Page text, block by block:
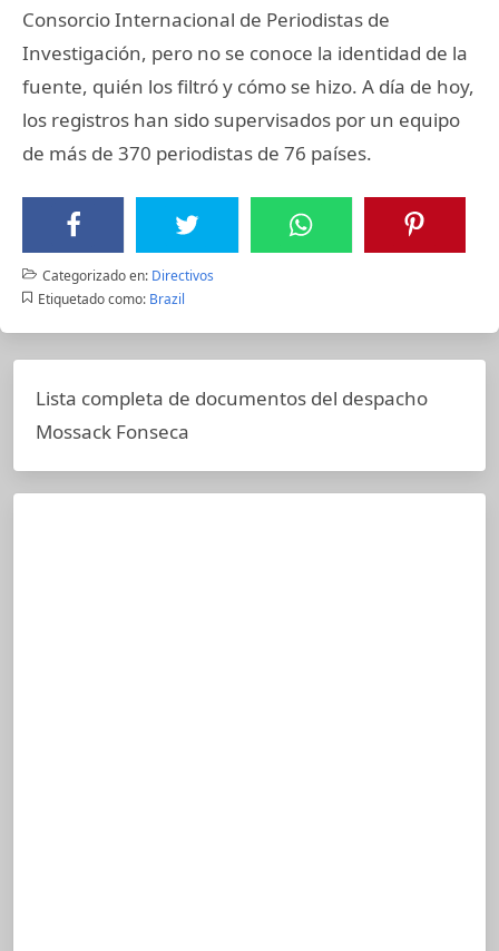
Consorcio Internacional de Periodistas de
Investigación, pero no se conoce la identidad de la
fuente, quién los filtró y cómo se hizo. A día de hoy,
los registros han sido supervisados por un equipo
de más de 370 periodistas de 76 países.
Categorizado en: Directivos
Etiquetado como: Brazil
Lista completa de documentos del despacho
Mossack Fonseca